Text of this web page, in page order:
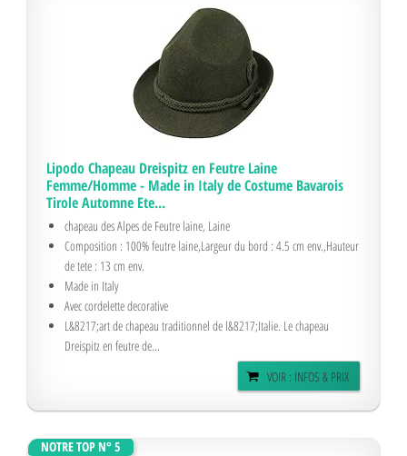
Lipodo Chapeau Dreispitz en Feutre Laine
Femme/Homme - Made in Italy de Costume Bavarois
Tirole Automne Ete...
chapeau des Alpes de Feutre laine, Laine
Composition : 100% feutre laine,Largeur du bord : 4.5 cm env.,Hauteur
de tete : 13 cm env.
Made in Italy
Avec cordelette decorative
L&8217;art de chapeau traditionnel de l&8217;Italie. Le chapeau
Dreispitz en feutre de...
VOIR : INFOS & PRIX
NOTRE TOP N° 5